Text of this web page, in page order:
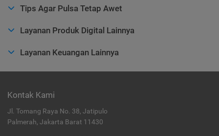
Tips Agar Pulsa Tetap Awet
Layanan Produk Digital Lainnya
Layanan Keuangan Lainnya
Kontak Kami
Jl. Tomang Raya No. 38, Jatipulo
Palmerah, Jakarta Barat 11430